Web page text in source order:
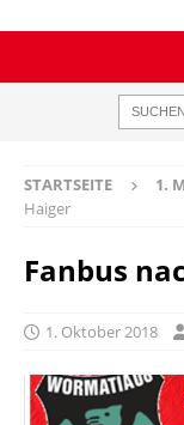
STARTSEITE 1.
Haiger
Fanbus
1. Oktober 2018